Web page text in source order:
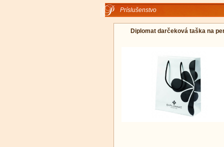
Príslušenstvo
Diplomat darčeková taška na